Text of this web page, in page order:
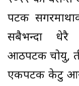
पटक
सबैभन्दा धेरै
आठपटक चोयु,
एकपटक केटु